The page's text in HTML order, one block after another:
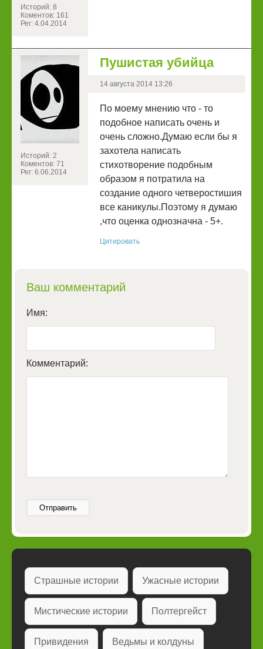
Историй: 8
Коментов: 161
Рег: 4.04.2014
Историй: 2
Коментов: 71
Рег: 6.06.2014
Пушистая убийца
14 августа 2014 13:26
По моему мнению что - то
подобное написать очень и
очень сложно.Думаю если бы я
захотела написать
стихотворение подобным
образом я потратила на
создание одного четверостишия
все каникулы.Поэтому я думаю
,что оценка однозначна - 5+.
Цитировать
Ваш комментарий
Имя:
Комментарий:
Отправить
Страшные истории Ужасные истории
Мистические истории Полтергейст
Привидения Ведьмы и колдуны